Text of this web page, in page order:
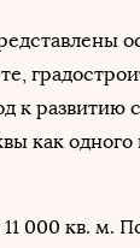
к развитию
как
000 кв. м.